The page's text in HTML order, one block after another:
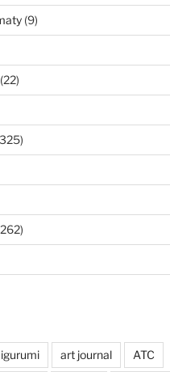
(9)
art journal ATC